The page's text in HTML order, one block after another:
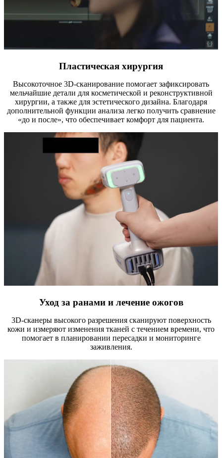
Пластическая хирургия
Высокоточное 3D-сканирование помогает зафиксировать
мельчайшие детали для косметической и реконструктивной
хирургии, а также для эстетического дизайна. Благодаря
дополнительной функции анализа легко получить сравнение
«до и после», что обеспечивает комфорт для пациента.
Уход за ранами и лечение ожогов
3D-сканеры высокого разрешения сканируют поверхность
кожи и измеряют изменения тканей с течением времени, что
помогает в планировании пересадки и мониторинге
заживления.